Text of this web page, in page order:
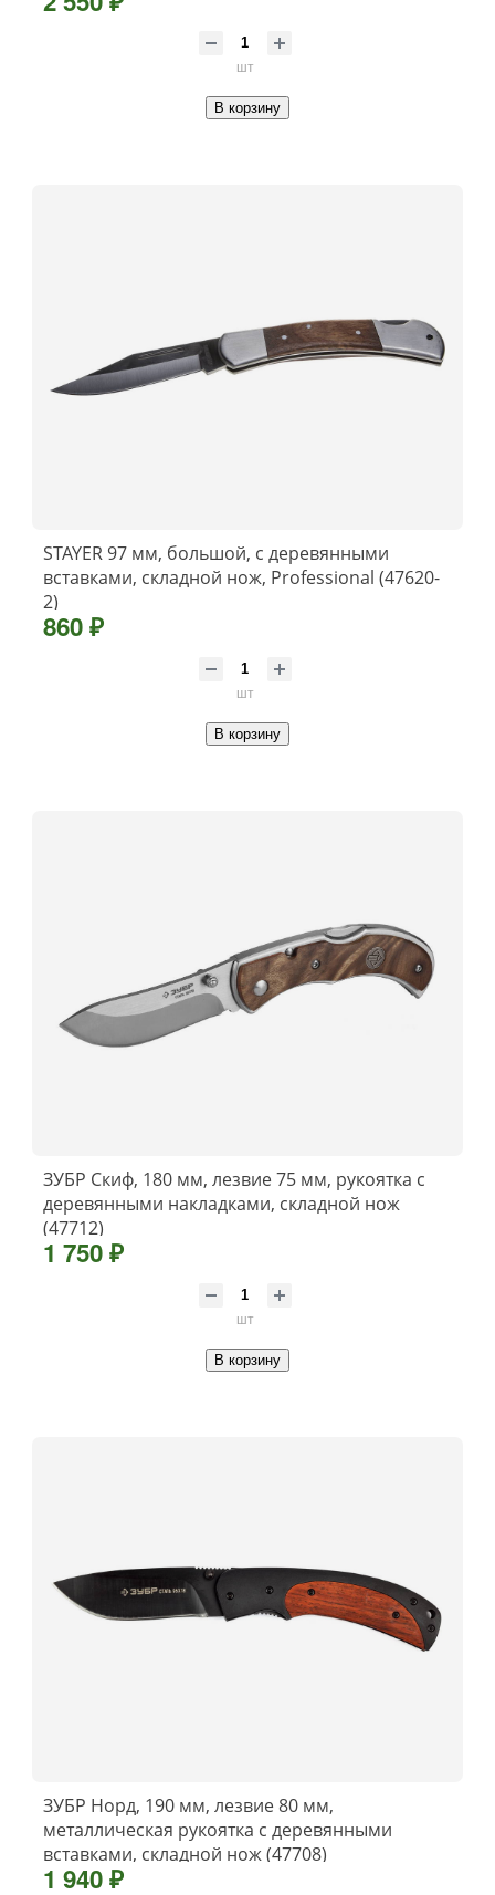
шт
В корзину
STAYER 97 мм, большой, с деревянными
вставками, складной нож, Professional (47620-
2)
860 ₽
шт
В корзину
ЗУБР Скиф, 180 мм, лезвие 75 мм, рукоятка с
деревянными накладками, складной нож
(47712)
1 750 ₽
шт
В корзину
ЗУБР Норд, 190 мм, лезвие 80 мм,
металлическая рукоятка с деревянными
вставками, складной нож (47708)
1 940 ₽